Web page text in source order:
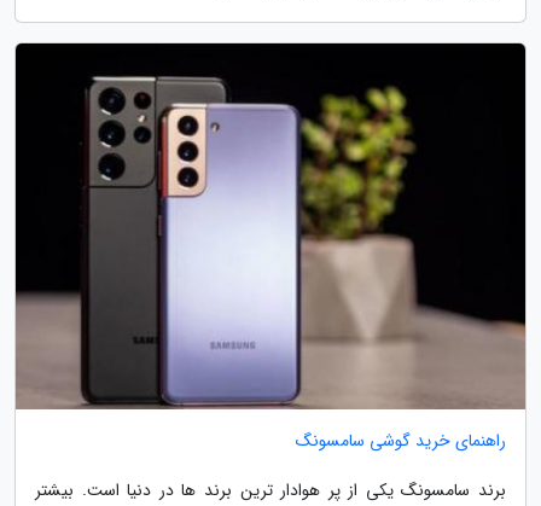
راهنمای خرید گوشی سامسونگ
برند سامسونگ یکی از پر هوادار ترین برند ها در دنیا است. بیشتر